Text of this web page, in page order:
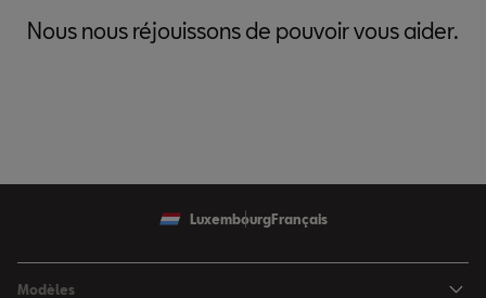
Nous nous réjouissons de pouvoir vous aider.
LuxembourgFrançais
Modèles